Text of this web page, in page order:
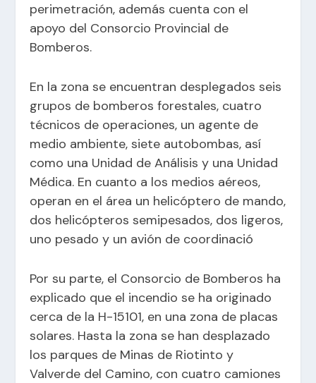
perimetración, además cuenta con el
apoyo del Consorcio Provincial de
Bomberos.
En la zona se encuentran desplegados seis
grupos de bomberos forestales, cuatro
técnicos de operaciones, un agente de
medio ambiente, siete autobombas, así
como una Unidad de Análisis y una Unidad
Médica. En cuanto a los medios aéreos,
operan en el área un helicóptero de mando,
dos helicópteros semipesados, dos ligeros,
uno pesado y un avión de coordinació
Por su parte, el Consorcio de Bomberos ha
explicado que el incendio se ha originado
cerca de la H-15101, en una zona de placas
solares. Hasta la zona se han desplazado
los parques de Minas de Riotinto y
Valverde del Camino, con cuatro camiones